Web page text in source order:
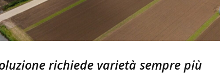
richiede varietà sempre più